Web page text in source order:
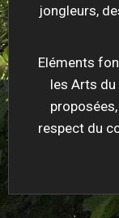
jongleurs,
Eléments
les Arts
respect du